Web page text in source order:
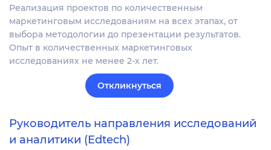
Реализация проектов по количественным
маркетинговым исследованиям на всех этапах, от
выбора методологии до презентации результатов.
Опыт в количественных маркетинговых
исследованиях не менее 2-х лет.
Откликнуться
Руководитель направления исследований
и аналитики (Edtech)